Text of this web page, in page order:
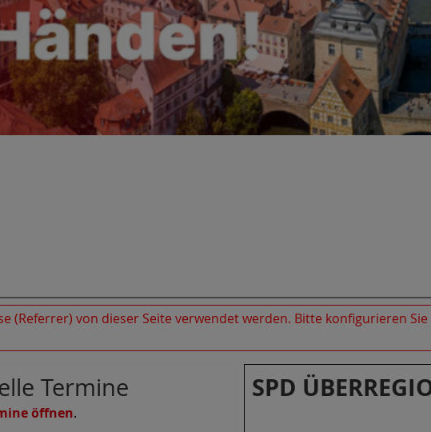
(Referrer) von dieser Seite verwendet werden. Bitte konfigurieren Sie
Termine
öffnen.
SPD